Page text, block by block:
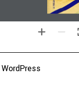
WordPress